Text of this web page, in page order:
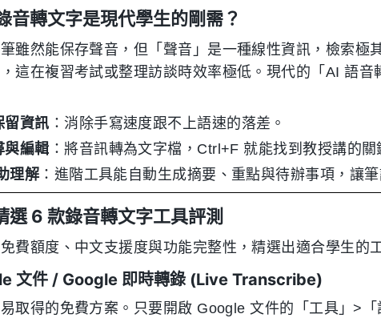
音轉文字是現代學生的剛需？
雖然能保存聲音，但「聲音」是一種線性資訊，檢索極
這在複習考試或整理訪談時效率極低。現代的「AI 語音
留資訊：消除手寫速度跟不上語速的落差。
與編輯 ：將音訊轉為文字檔，Ctrl+F 就能找到教授講的關
理解 ：進階工具能自動生成摘要、重點與待辦事項，讓筆
6 款錄音轉文字工具評測
費額度、中文支援度與功能完整性，精選出適合學生的
文件 / Google 即時轉錄 (Live Transcribe)
取得的免費方案。只要開啟 Google 文件的「工具」>